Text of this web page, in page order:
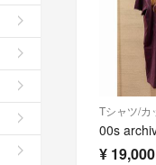
¥ 19,000